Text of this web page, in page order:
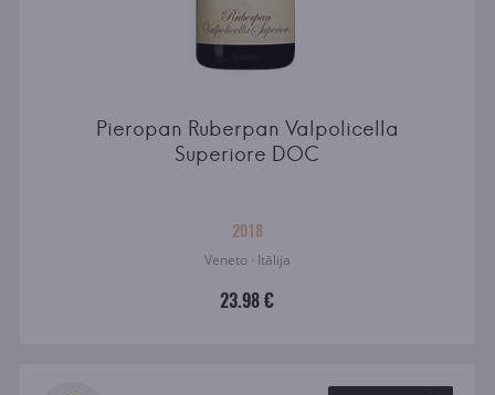
Pieropan Ruberpan Valpolicella
Superiore DOC
2018
Veneto · Itālija
23.98 €